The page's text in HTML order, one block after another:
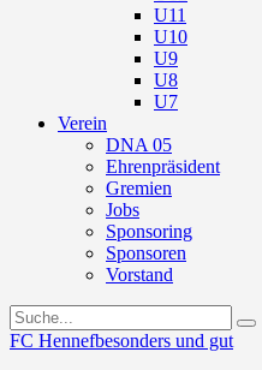
U11
U10
U9
U8
U7
Verein
DNA 05
Ehrenpräsident
Gremien
Jobs
Sponsoring
Sponsoren
Vorstand
FC Hennefbesonders und gut